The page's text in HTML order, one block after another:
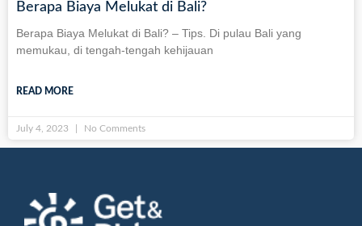
Berapa Biaya Melukat di Bali?
Berapa Biaya Melukat di Bali? – Tips. Di pulau Bali yang
memukau, di tengah-tengah kehijauan
READ MORE
July 4, 2023 No Comments